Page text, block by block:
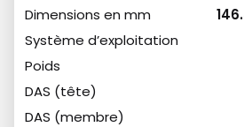
Dimensions en mm
Système d’exploitation
Poids
DAS (tête)
DAS (membre)